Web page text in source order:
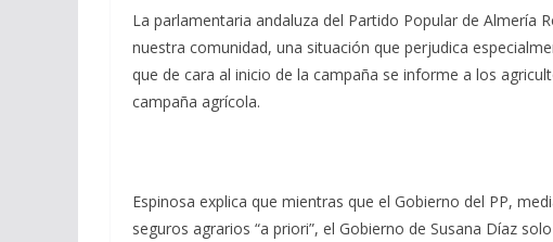
La parlamentaria andaluza del Partido Popular de Almería
nuestra comunidad, una situación que perjudica
que de cara al inicio de la campaña se informe a los
campaña agrícola.
Espinosa explica que mientras que el Gobierno del PP,
seguros agrarios “a priori”, el Gobierno de Susana Díaz